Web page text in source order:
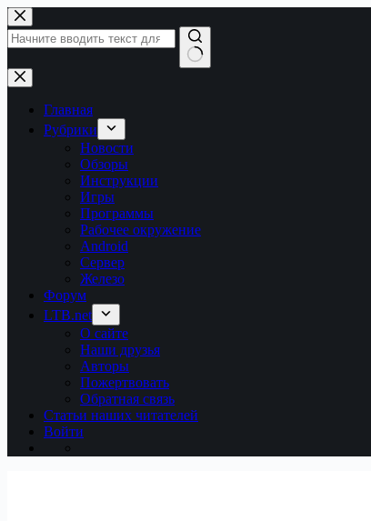
Перейти
к
сути
Ничего
не
найденоГлавная
Рубрики
Новости
Обзоры
Инструкции
Игры
Программы
Рабочее окружение
Android
Сервер
Железо
Форум
LTB.net
О сайте
Наши друзья
Авторы
Пожертвовать
Обратная связь
Статьи наших читателей
Войти